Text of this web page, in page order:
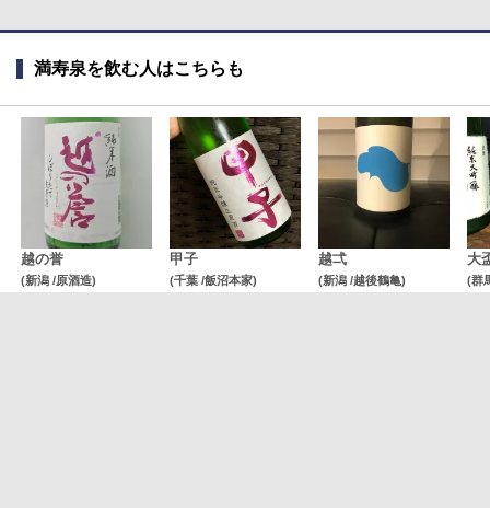
満寿泉を飲む人はこちらも
越の誉
(新潟 /原酒造)
甲子
(千葉 /飯沼本家)
越弌
(新潟 /越後鶴亀)
大
(群